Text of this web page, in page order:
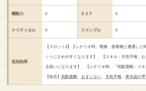
機動力 0 ＥＸＦ 0
クリティカル 0 ファンブル 0
追加効果
【スロット2】【シナリオ時、竜種、亜竜種と遭遇し
ットにされやすくなります】、【スキル：天気予報、
る扱いになります】、【シナリオ時、『気配遮断』ス
【包含】気配遮断 おまじない 、天気予報 、黄水晶の雫